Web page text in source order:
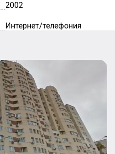
2002
Интернет/телефония